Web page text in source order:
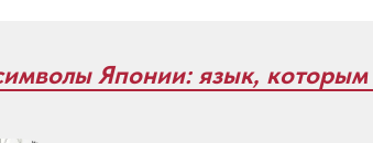
Японии: язык, которым